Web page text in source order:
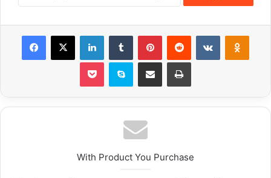
Facebook
X LinkedInTumblr PinterestReddit VKontakte
Pocket Skype E-Posta ile paylaş Yazdır
With Product You Purchase